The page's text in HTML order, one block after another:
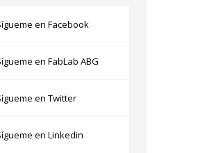
en Facebook
en FabLab ABG
en Twitter
en Linkedin